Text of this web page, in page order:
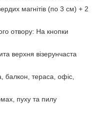
магнітів (по 3 см) + 2
отвору: На кнопки
верхня візерунчаста
тераса, офіс,
пуху та пилу